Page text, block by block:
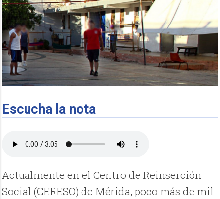
Escucha la nota
Actualmente en el Centro de Reinserción
Social (CERESO) de Mérida, poco más de mil